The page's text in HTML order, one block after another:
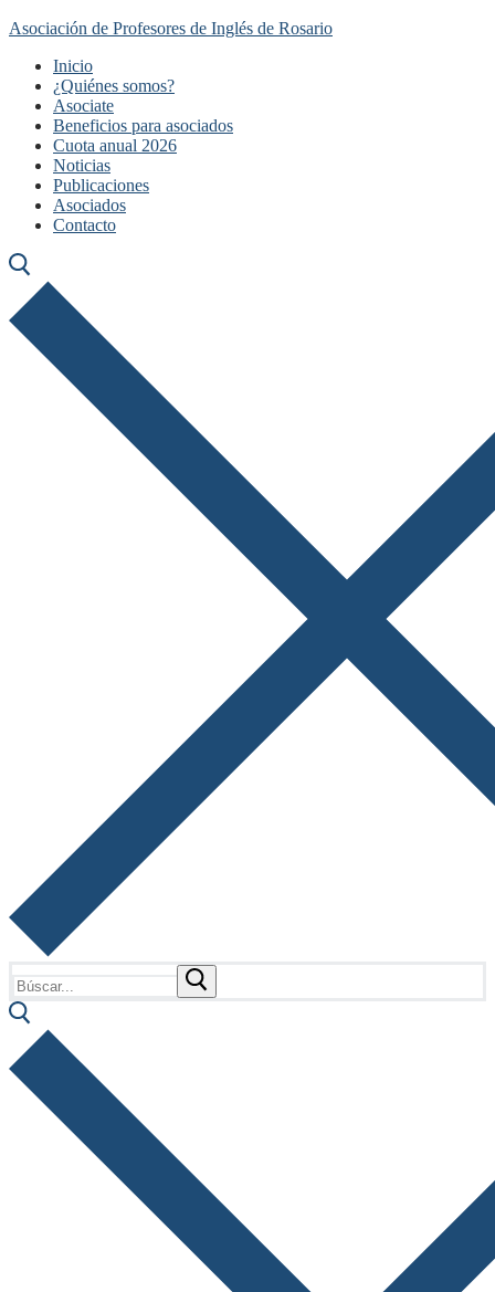
Asociación de Profesores de Inglés de Rosario
Inicio
¿Quiénes somos?
Asociate
Beneficios para asociados
Cuota anual 2026
Noticias
Publicaciones
Asociados
Contacto